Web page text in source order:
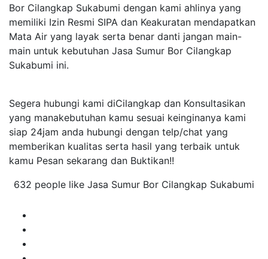
Bor Cilangkap Sukabumi dengan kami ahlinya yang
memiliki Izin Resmi SIPA dan Keakuratan mendapatkan
Mata Air yang layak serta benar danti jangan main-
main untuk kebutuhan Jasa Sumur Bor Cilangkap
Sukabumi ini.
Segera hubungi kami diCilangkap dan Konsultasikan
yang manakebutuhan kamu sesuai keinginanya kami
siap 24jam anda hubungi dengan telp/chat yang
memberikan kualitas serta hasil yang terbaik untuk
kamu Pesan sekarang dan Buktikan!!
632 people like Jasa Sumur Bor Cilangkap Sukabumi